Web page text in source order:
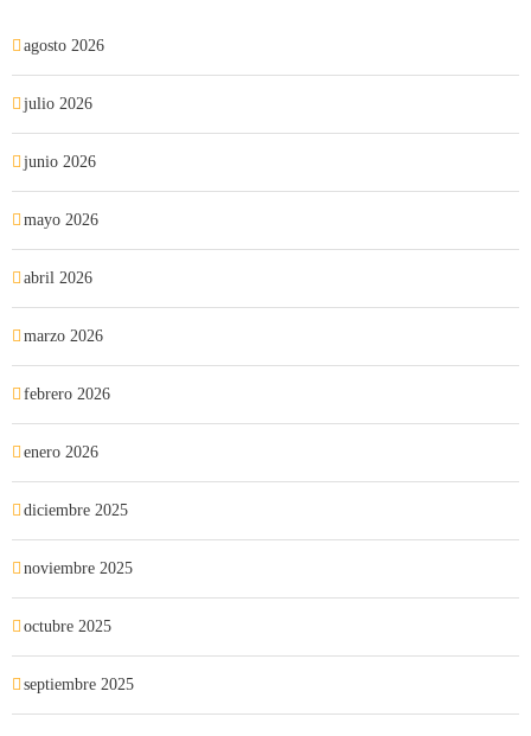
agosto 2026
julio 2026
junio 2026
mayo 2026
abril 2026
marzo 2026
febrero 2026
enero 2026
diciembre 2025
noviembre 2025
octubre 2025
septiembre 2025